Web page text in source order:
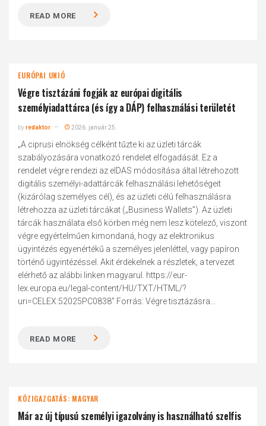
READ MORE
EURÓPAI UNIÓ
Végre tisztázáni fogják az európai digitális
személyiadattárca (és így a DÁP) felhasználási területét
byredaktor 2026. január 25.
„A ciprusi elnökség célként tűzte ki az üzleti tárcák
szabályozására vonatkozó rendelet elfogadását. Ez a
rendelet végre rendezi az eIDAS módosítása által létrehozott
digitális személyi-adattárcák felhasználási lehetőségeit
(kizárólag személyes cél), és az üzleti célú felhasználásra
létrehozza az üzleti tárcákat („Business Wallets”). Az üzleti
tárcák használata első körben még nem lesz kötelező, viszont
végre egyértelműen kimondaná, hogy az elektronikus
ügyintézés egyenértékű a személyes jelenléttel, vagy papíron
történő ügyintézéssel. Akit érdekelnek a részletek, a tervezet
elérhető az alábbi linken magyarul. https://eur-
lex.europa.eu/legal-content/HU/TXT/HTML/?
uri=CELEX:52025PC0838” Forrás: Végre tisztázásra...
READ MORE
KÖZIGAZGATÁS: MAGYAR
Már az új típusú személyi igazolvány is használható szelfis